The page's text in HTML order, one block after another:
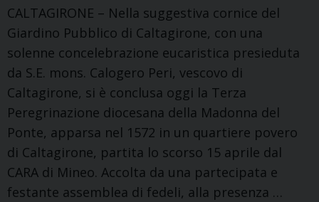
CALTAGIRONE – Nella suggestiva cornice del
Giardino Pubblico di Caltagirone, con una
solenne concelebrazione eucaristica presieduta
da S.E. mons. Calogero Peri, vescovo di
Caltagirone, si è conclusa oggi la Terza
Peregrinazione diocesana della Madonna del
Ponte, apparsa nel 1572 in un quartiere povero
di Caltagirone, partita lo scorso 15 aprile dal
CARA di Mineo. Accolta da una partecipata e
festante assemblea di fedeli, alla presenza …